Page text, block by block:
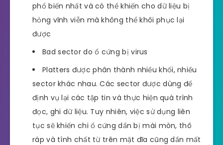
phổ biến nhất và có thể khiến cho dữ liệu bị
hỏng vĩnh viễn mà không thể khôi phục lại
được
Bad sector do ổ cứng bị virus
Platters được phân thành nhiều khối, nhiều
sector khác nhau. Các sector được dùng để
định vụ lại các tập tin và thực hiện quá trình
đọc, ghi dữ liệu. Tuy nhiên, việc sử dụng liên
tục sẽ khiến chi ổ cứng dần bị mài mòn, thô
ráp và tính chất từ trên mặt đĩa cũng dần mất